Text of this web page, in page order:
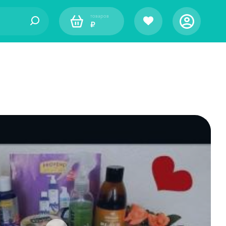
функциональности
SPF
различных типов кожи
маски,
товаров
₽